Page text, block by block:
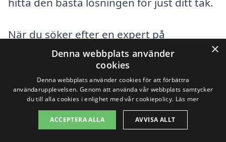
När du söker efter en expert på
takrenovering i Harads, överväg att titta
på följande närliggande städer där du
också kan hitta kvalificerade hantverkare:
Boden
×
Denna webbplats använder
cookies
Denna webbplats använder cookies för att förbättra
användarupplevelsen. Genom att använda vår webbplats samtycker
du till alla cookies i enlighet med vår cookiepolicy. Läs mer
ACCEPTERA ALLA AVVISA ALLT